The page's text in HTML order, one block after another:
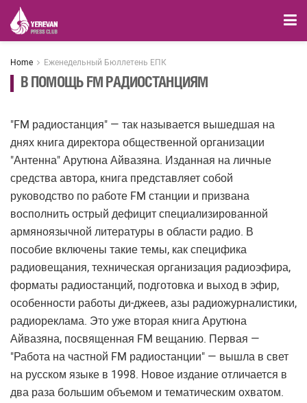
Home Еженедельный Бюллетень ЕПК
В ПОМОЩЬ FM РАДИОСТАНЦИЯМ
"FM радиостанция" — так называется вышедшая на
днях книга директора общественной организации
"Антенна" Арутюна Айвазяна. Изданная на личные
средства автора, книга представляет собой
руководство по работе FM станции и призвана
восполнить острый дефицит специализированной
армяноязычной литературы в области радио. В
пособие включены такие темы, как специфика
радиовещания, техническая организация радиоэфира,
форматы радиостанций, подготовка и выход в эфир,
особенности работы ди-джеев, азы радиожурналистики,
радиореклама. Это уже вторая книга Арутюна
Айвазяна, посвященная FM вещанию. Первая —
"Работа на частной FM радиостанции" — вышла в свет
на русском языке в 1998. Новое издание отличается в
два раза большим объемом и тематическим охватом.